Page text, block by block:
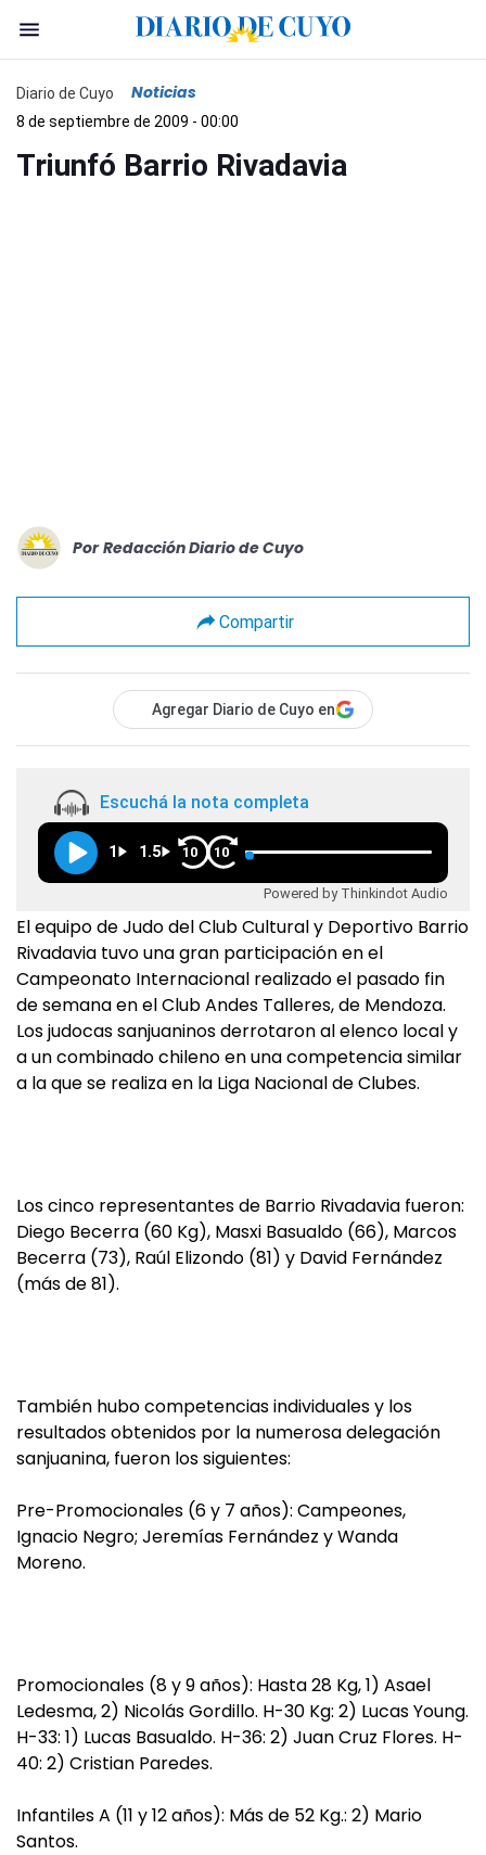
Diario de Cuyo Noticias
8 de septiembre de 2009 - 00:00
Triunfó Barrio Rivadavia
Por Redacción Diario de Cuyo
Compartir
Agregar Diario de Cuyo en
Escuchá la nota completa
1 1.5 10 10
Powered by Thinkindot Audio
El equipo de Judo del Club Cultural y Deportivo Barrio
Rivadavia tuvo una gran participación en el
Campeonato Internacional realizado el pasado fin
de semana en el Club Andes Talleres, de Mendoza.
Los judocas sanjuaninos derrotaron al elenco local y
a un combinado chileno en una competencia similar
a la que se realiza en la Liga Nacional de Clubes.
Los cinco representantes de Barrio Rivadavia fueron:
Diego Becerra (60 Kg), Masxi Basualdo (66), Marcos
Becerra (73), Raúl Elizondo (81) y David Fernández
(más de 81).
También hubo competencias individuales y los
resultados obtenidos por la numerosa delegación
sanjuanina, fueron los siguientes:
Pre-Promocionales (6 y 7 años): Campeones,
Ignacio Negro; Jeremías Fernández y Wanda
Moreno.
Promocionales (8 y 9 años): Hasta 28 Kg, 1) Asael
Ledesma, 2) Nicolás Gordillo. H-30 Kg: 2) Lucas Young.
H-33: 1) Lucas Basualdo. H-36: 2) Juan Cruz Flores. H-
40: 2) Cristian Paredes.
Infantiles A (11 y 12 años): Más de 52 Kg.: 2) Mario
Santos.